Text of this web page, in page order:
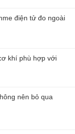
điện tử đo ngoài
khí phù hợp với
nên bỏ qua